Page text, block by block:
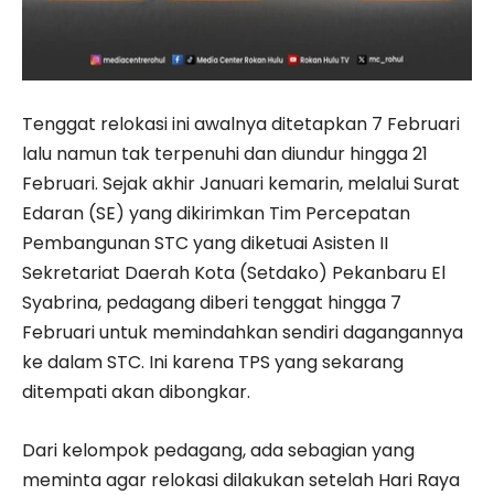
Tenggat relokasi ini awalnya ditetapkan 7 Februari
lalu namun tak terpenuhi dan diundur hingga 21
Februari. Sejak akhir Januari kemarin, melalui Surat
Edaran (SE) yang dikirimkan Tim Percepatan
Pembangunan STC yang diketuai Asisten II
Sekretariat Daerah Kota (Setdako) Pekanbaru El
Syabrina, pedagang diberi tenggat hingga 7
Februari untuk memindahkan sendiri dagangannya
ke dalam STC. Ini karena TPS yang sekarang
ditempati akan dibongkar.
Dari kelompok pedagang, ada sebagian yang
meminta agar relokasi dilakukan setelah Hari Raya